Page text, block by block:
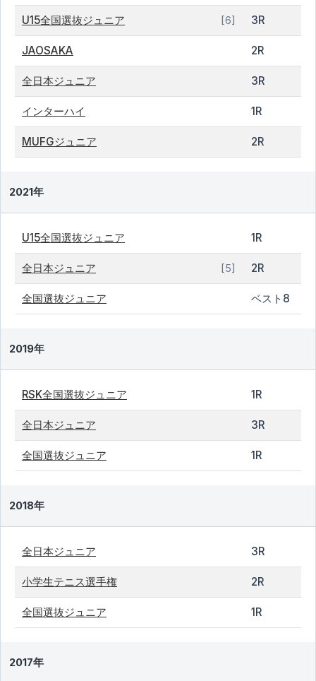
U15全国選抜ジュニア [6] 3R
JAOSAKA 2R
全日本ジュニア 3R
インターハイ 1R
MUFGジュニア 2R
2021年
U15全国選抜ジュニア 1R
全日本ジュニア [5] 2R
全国選抜ジュニア ベスト8
2019年
RSK全国選抜ジュニア 1R
全日本ジュニア 3R
全国選抜ジュニア 1R
2018年
全日本ジュニア 3R
小学生テニス選手権 2R
全国選抜ジュニア 1R
2017年